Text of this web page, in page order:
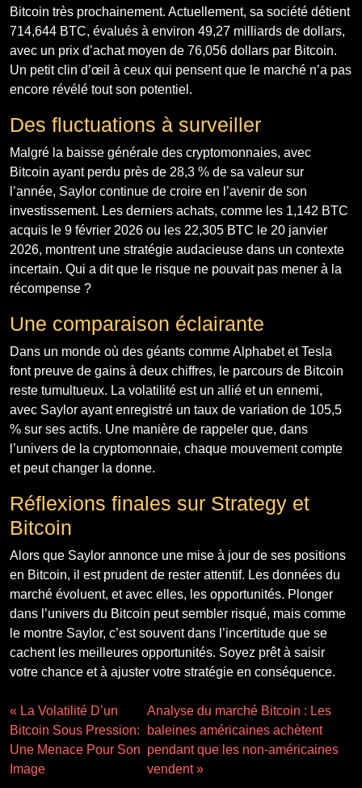
Bitcoin très prochainement. Actuellement, sa société détient
714,644 BTC, évalués à environ 49,27 milliards de dollars,
avec un prix d’achat moyen de 76,056 dollars par Bitcoin.
Un petit clin d’œil à ceux qui pensent que le marché n’a pas
encore révélé tout son potentiel.
Des fluctuations à surveiller
Malgré la baisse générale des cryptomonnaies, avec
Bitcoin ayant perdu près de 28,3 % de sa valeur sur
l’année, Saylor continue de croire en l’avenir de son
investissement. Les derniers achats, comme les 1,142 BTC
acquis le 9 février 2026 ou les 22,305 BTC le 20 janvier
2026, montrent une stratégie audacieuse dans un contexte
incertain. Qui a dit que le risque ne pouvait pas mener à la
récompense ?
Une comparaison éclairante
Dans un monde où des géants comme Alphabet et Tesla
font preuve de gains à deux chiffres, le parcours de Bitcoin
reste tumultueux. La volatilité est un allié et un ennemi,
avec Saylor ayant enregistré un taux de variation de 105,5
% sur ses actifs. Une manière de rappeler que, dans
l’univers de la cryptomonnaie, chaque mouvement compte
et peut changer la donne.
Réflexions finales sur Strategy et
Bitcoin
Alors que Saylor annonce une mise à jour de ses positions
en Bitcoin, il est prudent de rester attentif. Les données du
marché évoluent, et avec elles, les opportunités. Plonger
dans l’univers du Bitcoin peut sembler risqué, mais comme
le montre Saylor, c’est souvent dans l’incertitude que se
cachent les meilleures opportunités. Soyez prêt à saisir
votre chance et à ajuster votre stratégie en conséquence.
« La Volatilité D’un
Bitcoin Sous Pression:
Une Menace Pour Son
Image
Analyse du marché Bitcoin : Les
baleines américaines achètent
pendant que les non-américaines
vendent »